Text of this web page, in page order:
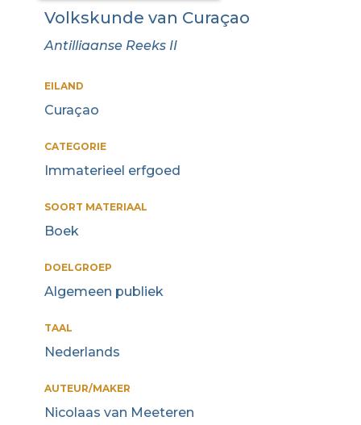
Volkskunde van Curaçao
Antilliaanse Reeks II
EILAND
Curaçao
CATEGORIE
Immaterieel erfgoed
SOORT MATERIAAL
Boek
DOELGROEP
Algemeen publiek
TAAL
Nederlands
AUTEUR/MAKER
Nicolaas van Meeteren